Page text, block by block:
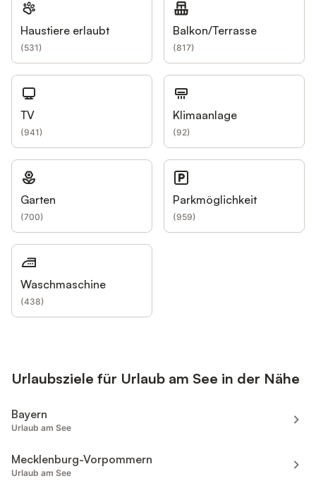
Haustiere erlaubt
(531)
Balkon/Terrasse
(817)
TV
(941)
Klimaanlage
(92)
Garten
(700)
Parkmöglichkeit
(959)
Waschmaschine
(438)
Urlaubsziele für Urlaub am See in der Nähe
Bayern
Urlaub am See
Mecklenburg-Vorpommern
Urlaub am See